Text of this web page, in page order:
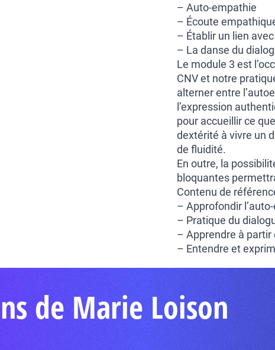
– Auto-empathie
– Écoute
– Établir un lien
– La danse du
Le module 3 est
CNV et notre
alterner entre
l’expression
pour accueillir ce
dextérité à vivre un
de fluidité.
En outre, la
bloquantes
Contenu de
– Approfondir
– Pratique du
– Apprendre à partir
– Entendre et
de Marie Loison